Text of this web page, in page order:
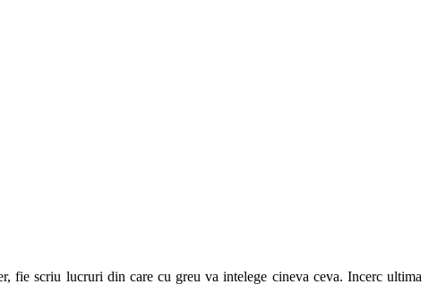
fie scriu lucruri din care cu greu va intelege cineva ceva. Incerc ultima